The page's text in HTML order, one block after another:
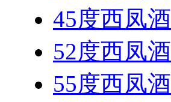
45度西凤酒
52度西凤酒
55度西凤酒